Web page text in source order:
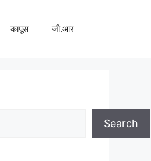
कापूस जी.आर
Search